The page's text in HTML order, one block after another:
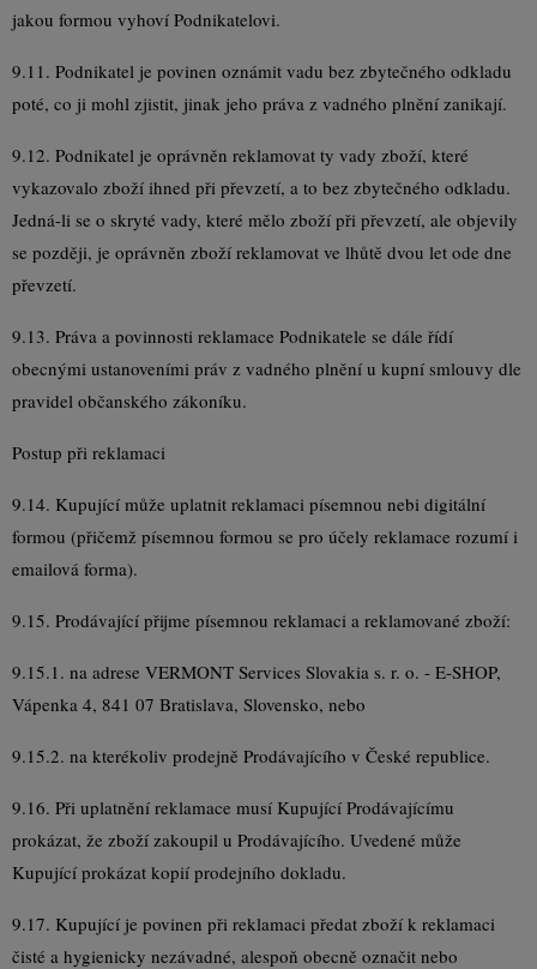
jakou formou vyhoví Podnikatelovi.
9.11. Podnikatel je povinen oznámit vadu bez zbytečného odkladu
poté, co ji mohl zjistit, jinak jeho práva z vadného plnění zanikají.
9.12. Podnikatel je oprávněn reklamovat ty vady zboží, které
vykazovalo zboží ihned při převzetí, a to bez zbytečného odkladu.
Jedná-li se o skryté vady, které mělo zboží při převzetí, ale objevily
se později, je oprávněn zboží reklamovat ve lhůtě dvou let ode dne
převzetí.
9.13. Práva a povinnosti reklamace Podnikatele se dále řídí
obecnými ustanoveními práv z vadného plnění u kupní smlouvy dle
pravidel občanského zákoníku.
Postup při reklamaci
9.14. Kupující může uplatnit reklamaci písemnou nebi digitální
formou (přičemž písemnou formou se pro účely reklamace rozumí i
emailová forma).
9.15. Prodávající přijme písemnou reklamaci a reklamované zboží:
9.15.1. na adrese VERMONT Services Slovakia s. r. o. - E-SHOP,
Vápenka 4, 841 07 Bratislava, Slovensko, nebo
9.15.2. na kterékoliv prodejně Prodávajícího v České republice.
9.16. Při uplatnění reklamace musí Kupující Prodávajícímu
prokázat, že zboží zakoupil u Prodávajícího. Uvedené může
Kupující prokázat kopií prodejního dokladu.
9.17. Kupující je povinen při reklamaci předat zboží k reklamaci
čisté a hygienicky nezávadné, alespoň obecně označit nebo